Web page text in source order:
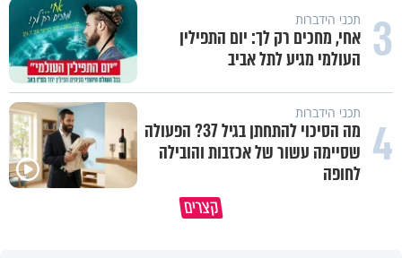
3 תכני הידברות
אחי, מחכים רק לך: יום התפילין
העולמי מגיע לתל אביב
4 תכני הידברות
מה הסיכוי להתחתן בגיל 37? הפעולה
שסיימה עשור של אכזבות והובילה
לחופה
קצרים
במבט לאחור - האם התקופה הקשה
איך ייתכן שיש אנשים שיודעים
שהתורה אמת, ובכל זאת לא